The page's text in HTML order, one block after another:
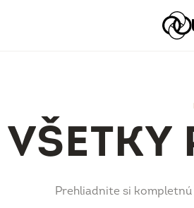
VŠETKY
Prehliadnite si